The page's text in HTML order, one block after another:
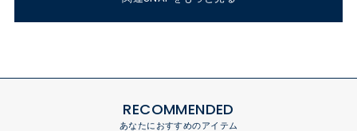
RECOMMENDED
あなたにおすすめのアイテム